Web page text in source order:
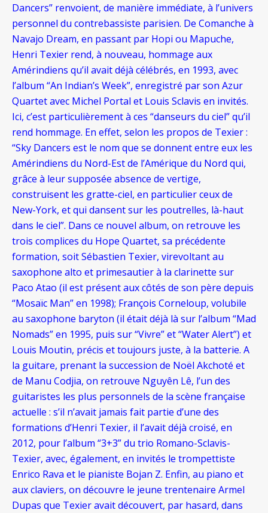
Dancers” renvoient, de manière immédiate, à l’univers
personnel du contrebassiste parisien. De Comanche à
Navajo Dream, en passant par Hopi ou Mapuche,
Henri Texier rend, à nouveau, hommage aux
Amérindiens qu’il avait déjà célébrés, en 1993, avec
l’album “An Indian’s Week”, enregistré par son Azur
Quartet avec Michel Portal et Louis Sclavis en invités.
Ici, c’est particulièrement à ces “danseurs du ciel” qu’il
rend hommage. En effet, selon les propos de Texier :
“Sky Dancers est le nom que se donnent entre eux les
Amérindiens du Nord-Est de l’Amérique du Nord qui,
grâce à leur supposée absence de vertige,
construisent les gratte-ciel, en particulier ceux de
New-York, et qui dansent sur les poutrelles, là-haut
dans le ciel”. Dans ce nouvel album, on retrouve les
trois complices du Hope Quartet, sa précédente
formation, soit Sébastien Texier, virevoltant au
saxophone alto et primesautier à la clarinette sur
Paco Atao (il est présent aux côtés de son père depuis
“Mosaïc Man” en 1998); François Corneloup, volubile
au saxophone baryton (il était déjà là sur l’album “Mad
Nomads” en 1995, puis sur “Vivre” et “Water Alert”) et
Louis Moutin, précis et toujours juste, à la batterie. A
la guitare, prenant la succession de Noël Akchoté et
de Manu Codjia, on retrouve Nguyên Lê, l’un des
guitaristes les plus personnels de la scène française
actuelle : s’il n’avait jamais fait partie d’une des
formations d’Henri Texier, il l’avait déjà croisé, en
2012, pour l’album “3+3” du trio Romano-Sclavis-
Texier, avec, également, en invités le trompettiste
Enrico Rava et le pianiste Bojan Z. Enfin, au piano et
aux claviers, on découvre le jeune trentenaire Armel
Dupas que Texier avait découvert, par hasard, dans